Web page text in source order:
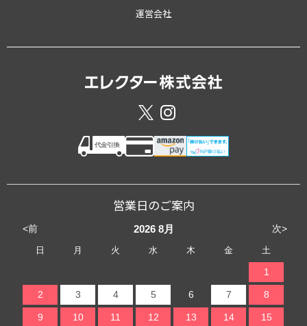
運営会社
営業日のご案内
<前 次>
2026 8月
日 月 火 水 木 金 土
1
2 3 4 5 6 7 8
9 10 11 12 13 14 15